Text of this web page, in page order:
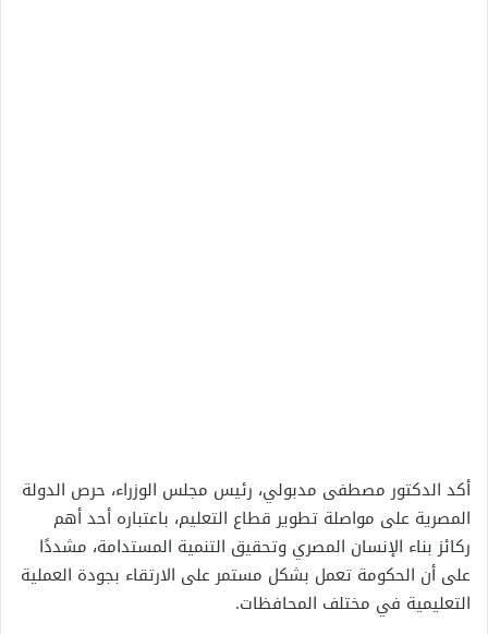
أكد الدكتور مصطفى مدبولي، رئيس مجلس الوزراء، حرص الدولة
المصرية على مواصلة تطوير قطاع التعليم، باعتباره أحد أهم
ركائز بناء الإنسان المصري وتحقيق التنمية المستدامة، مشددًا
على أن الحكومة تعمل بشكل مستمر على الارتقاء بجودة العملية
التعليمية في مختلف المحافظات.